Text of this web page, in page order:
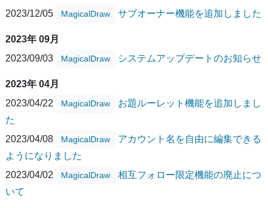
2023/12/05
MagicalDraw サブオーナー機能を追加しました
2023年 09月
2023/09/03
MagicalDraw システムアップデートのお知らせ
2023年 04月
2023/04/22
MagicalDraw
お題ルーレット機能を追加しまし
た
2023/04/08
MagicalDraw
アカウント名を自由に編集できる
ようになりました
2023/04/02
MagicalDraw
相互フォロー限定機能の廃止につ
いて